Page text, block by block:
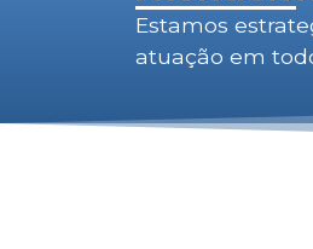
Estamos
atuação em